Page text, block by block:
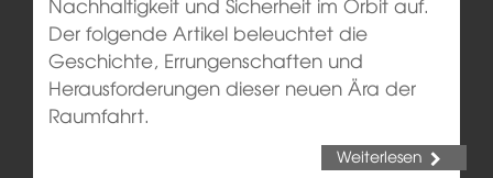
Der folgende Artikel beleuchtet die
Geschichte, Errungenschaften und
Herausforderungen dieser neuen Ära der
Raumfahrt.
Weiterlesen